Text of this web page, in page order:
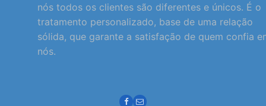
nós todos os clientes são diferentes e únicos. É o
tratamento personalizado, base de uma relação
sólida, que garante a satisfação de quem confia
nós.